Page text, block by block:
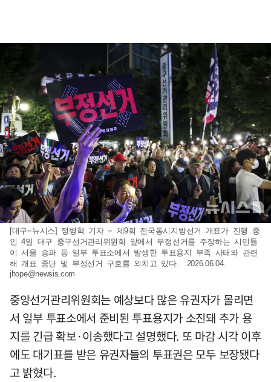
[대구=뉴시스] 정병혁 기자 = 제9회 전국동시지방선거 개표가 진행 중
인 4일 대구 중구선거관리위원회 앞에서 부정선거를 주장하는 시민들
이 서울 송파 등 일부 투표소에서 발생한 투표용지 부족 사태와 관련
해 개표 중단 및 부정선거 구호를 외치고 있다. 2026.06.04.
jhope@newsis.com
중앙선거관리위원회는 예상보다 많은 유권자가 몰리면
서 일부 투표소에서 준비된 투표용지가 소진돼 추가 용
지를 긴급 확보·이송했다고 설명했다. 또 마감 시각 이후
에도 대기표를 받은 유권자들의 투표권은 모두 보장됐다
고 밝혔다.